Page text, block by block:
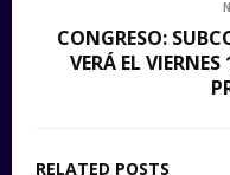
CONGRESO:
VERÁ EL
RELATED POSTS